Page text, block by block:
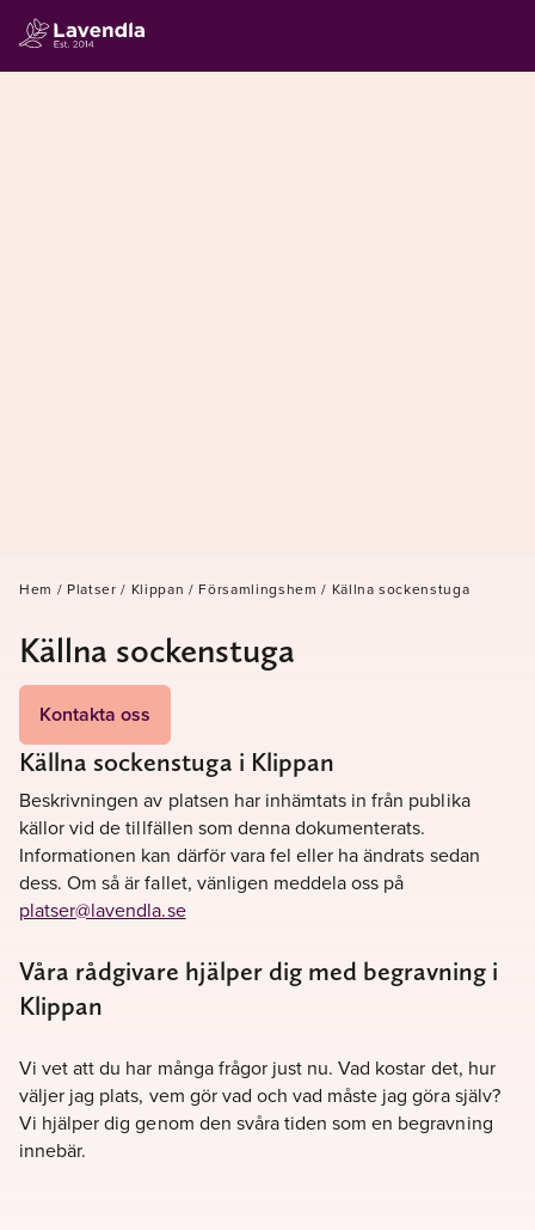
Hem / Platser / Klippan / Församlingshem / Källna sockenstuga
Källna sockenstuga
Kontakta oss
Källna sockenstuga i Klippan
Beskrivningen av platsen har inhämtats in från publika
källor vid de tillfällen som denna dokumenterats.
Informationen kan därför vara fel eller ha ändrats sedan
dess. Om så är fallet, vänligen meddela oss på
platser@lavendla.se
Våra rådgivare hjälper dig med begravning i
Klippan
Vi vet att du har många frågor just nu. Vad kostar det, hur
väljer jag plats, vem gör vad och vad måste jag göra själv?
Vi hjälper dig genom den svåra tiden som en begravning
innebär.